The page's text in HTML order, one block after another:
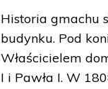
Historia gmachu
budynku. Pod
Właścicielem
I i Pawła I. W